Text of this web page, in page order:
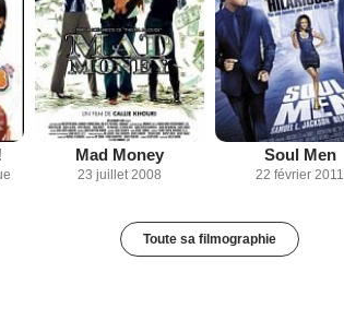
Mad Money
23 juillet 2008
Soul Men
22 février 2011
Toute sa filmographie